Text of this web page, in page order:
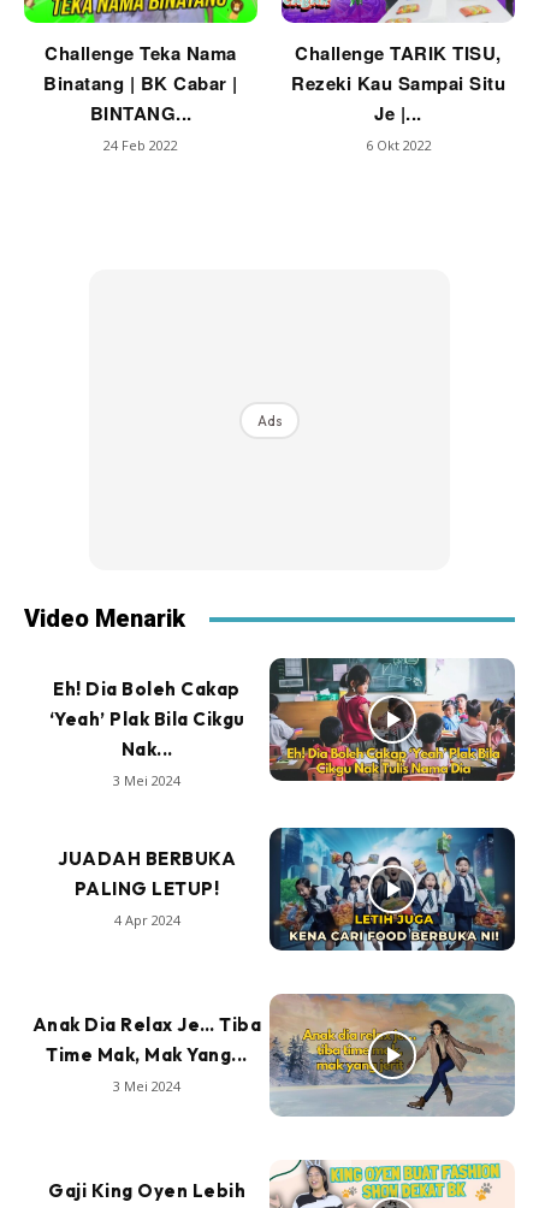
Challenge Teka Nama
Binatang | BK Cabar |
BINTANG...
24 Feb 2022
Challenge TARIK TISU,
Rezeki Kau Sampai Situ
Je |...
6 Okt 2022
Ads
Video Menarik
Eh! Dia Boleh Cakap
‘Yeah’ Plak Bila Cikgu
Nak...
3 Mei 2024
JUADAH BERBUKA
PALING LETUP!
4 Apr 2024
Anak Dia Relax Je… Tiba
Time Mak, Mak Yang...
3 Mei 2024
Gaji King Oyen Lebih